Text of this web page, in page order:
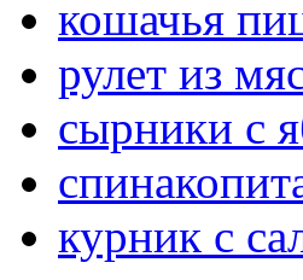
кошачья
рулет из
сырники с
курник с